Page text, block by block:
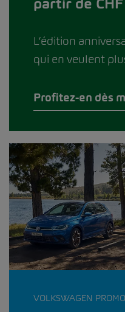
partir de
L’édition
qui en veulent
Profitez-en dès
VOLKSWAGEN